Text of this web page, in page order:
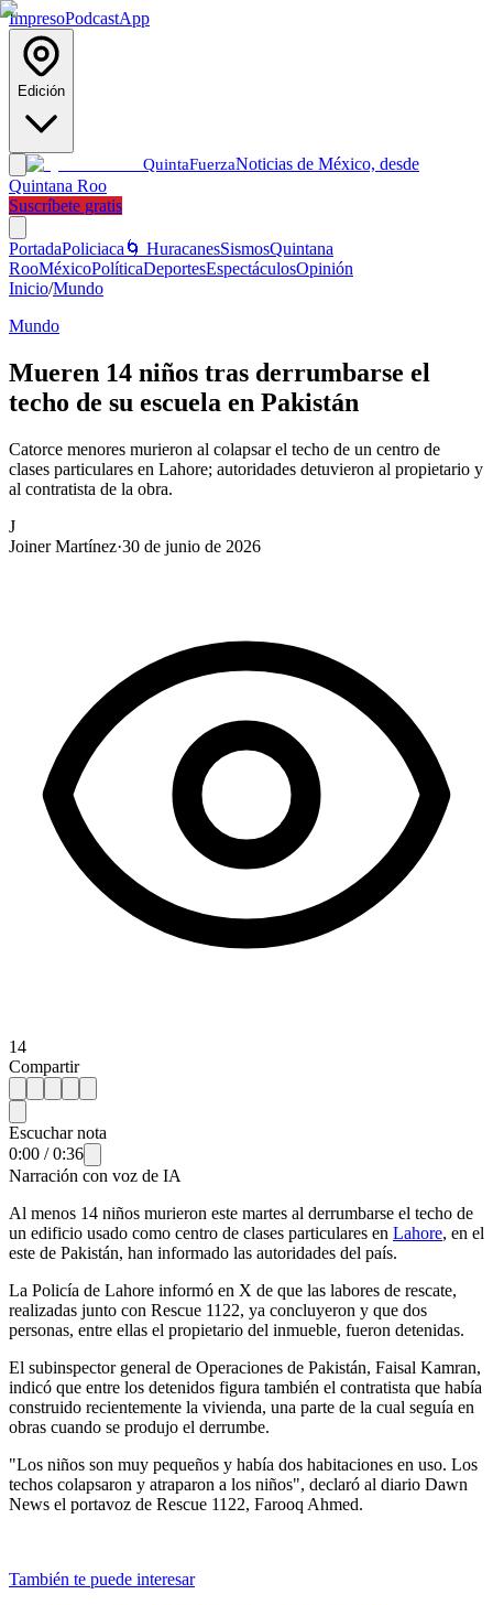
ImpresoPodcastApp
Edición
QuintaFuerzaNoticias de México, desde
Quintana Roo
Suscríbete gratis
PortadaPoliciaca 🌀 HuracanesSismosQuintana
RooMéxicoPolíticaDeportesEspectáculosOpinión
Inicio/Mundo
Mundo
Mueren 14 niños tras derrumbarse el
techo de su escuela en Pakistán
Catorce menores murieron al colapsar el techo de un centro de
clases particulares en Lahore; autoridades detuvieron al propietario y
al contratista de la obra.
J
Joiner Martínez·30 de junio de 2026
14
Compartir
Escuchar nota
0:00 /0:36
Narración con voz de IA
Al menos 14 niños murieron este martes al derrumbarse el techo de
un edificio usado como centro de clases particulares en Lahore, en el
este de Pakistán, han informado las autoridades del país.
La Policía de Lahore informó en X de que las labores de rescate,
realizadas junto con Rescue 1122, ya concluyeron y que dos
personas, entre ellas el propietario del inmueble, fueron detenidas.
El subinspector general de Operaciones de Pakistán, Faisal Kamran,
indicó que entre los detenidos figura también el contratista que había
construido recientemente la vivienda, una parte de la cual seguía en
obras cuando se produjo el derrumbe.
"Los niños son muy pequeños y había dos habitaciones en uso. Los
techos colapsaron y atraparon a los niños", declaró al diario Dawn
News el portavoz de Rescue 1122, Farooq Ahmed.
También te puede interesar